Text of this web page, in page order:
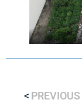
PREVIOUS